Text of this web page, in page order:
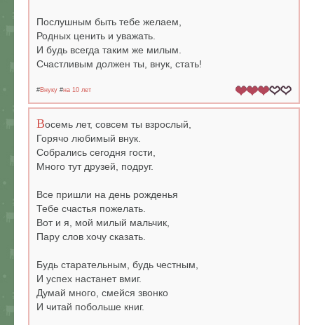
Послушным быть тебе желаем,
Родных ценить и уважать.
И будь всегда таким же милым.
Счастливым должен ты, внук, стать!
#Внуку #на 10 лет
Восемь лет, совсем ты взрослый,
Горячо любимый внук.
Собрались сегодня гости,
Много тут друзей, подруг.
Все пришли на день рожденья
Тебе счастья пожелать.
Вот и я, мой милый мальчик,
Пару слов хочу сказать.
Будь старательным, будь честным,
И успех настанет вмиг.
Думай много, смейся звонко
И читай побольше книг.